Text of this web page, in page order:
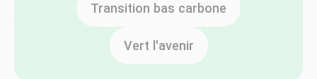
Transition bas carbone
Vert l'avenir